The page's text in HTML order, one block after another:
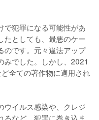
で犯罪になる可能性があ
たとしても、最悪のケー
のです。元々違法アップ
みでした。しかし、2021
全ての著作物に適用され
ウイルス感染や、クレジ
るなど、犯罪に巻き込ま